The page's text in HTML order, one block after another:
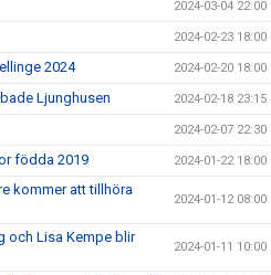
2024-03-04 22:00
2024-02-23 18:00
2024 2024-02-20 18:00
Ljunghusen 2024-02-18 23:15
2024-02-07 22:30
födda 2019 2024-01-22 18:00
kommer att tillhöra
2024-01-12 08:00
och Lisa Kempe blir
2024-01-11 10:00